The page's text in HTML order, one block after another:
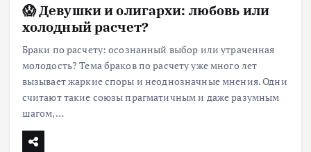
😱 Девушки и олигархи: любовь или
холодный расчет?
Браки по расчету: осознанный выбор или утраченная
молодость? Тема браков по расчету уже много лет
вызывает жаркие споры и неоднозначные мнения. Одни
считают такие союзы прагматичным и даже разумным
шагом,…